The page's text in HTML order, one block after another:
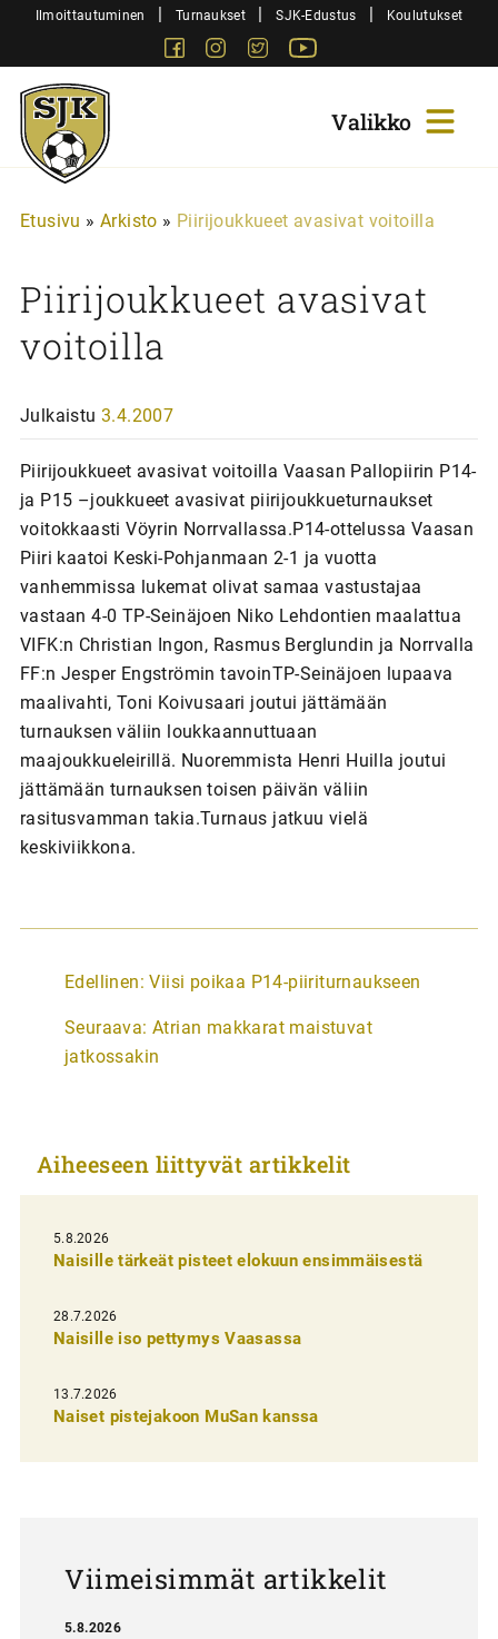
SiirryIlmoittautuminen | Turnaukset | SJK-Edustus | Koulutukset
FacebookInstagram
Twitter
Sjk-
Juniorit
Etusivu » Arkisto » Piirijoukkueet avasivat voitoilla
Piirijoukkueet avasivat
voitoilla
Julkaistu 3.4.2007
Piirijoukkueet avasivat voitoilla Vaasan Pallopiirin P14-
ja P15 –joukkueet avasivat piirijoukkueturnaukset
voitokkaasti Vöyrin Norrvallassa.P14-ottelussa Vaasan
Piiri kaatoi Keski-Pohjanmaan 2-1 ja vuotta
vanhemmissa lukemat olivat samaa vastustajaa
vastaan 4-0 TP-Seinäjoen Niko Lehdontien maalattua
VIFK:n Christian Ingon, Rasmus Berglundin ja Norrvalla
FF:n Jesper Engströmin tavoinTP-Seinäjoen lupaava
maalivahti, Toni Koivusaari joutui jättämään
turnauksen väliin loukkaannuttuaan
maajoukkueleirillä. Nuoremmista Henri Huilla joutui
jättämään turnauksen toisen päivän väliin
rasitusvamman takia.Turnaus jatkuu vielä
keskiviikkona.
A
t
i
e
i
e
n
s
e
l
Edellinen: Viisi poikaa P14-piiriturnaukseen
Seuraava: Atrian makkarat maistuvat
jatkossakin
Aiheeseen liittyvät artikkelit
5.8.2026
Naisille tärkeät pisteet elokuun ensimmäisestä
28.7.2026
Naisille iso pettymys Vaasassa
13.7.2026
Naiset pistejakoon MuSan kanssa
Viimeisimmät artikkelit
5.8.2026